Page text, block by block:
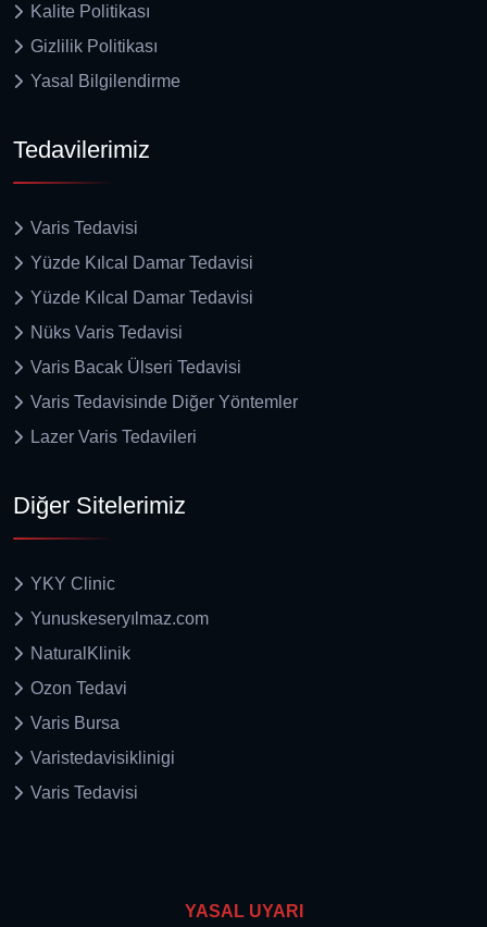
Kalite Politikası
Gizlilik Politikası
Yasal Bilgilendirme
Tedavilerimiz
Varis Tedavisi
Yüzde Kılcal Damar Tedavisi
Yüzde Kılcal Damar Tedavisi
Nüks Varis Tedavisi
Varis Bacak Ülseri Tedavisi
Varis Tedavisinde Diğer Yöntemler
Lazer Varis Tedavileri
Diğer Sitelerimiz
YKY Clinic
Yunuskeseryılmaz.com
NaturalKlinik
Ozon Tedavi
Varis Bursa
Varistedavisiklinigi
Varis Tedavisi
YASAL UYARI